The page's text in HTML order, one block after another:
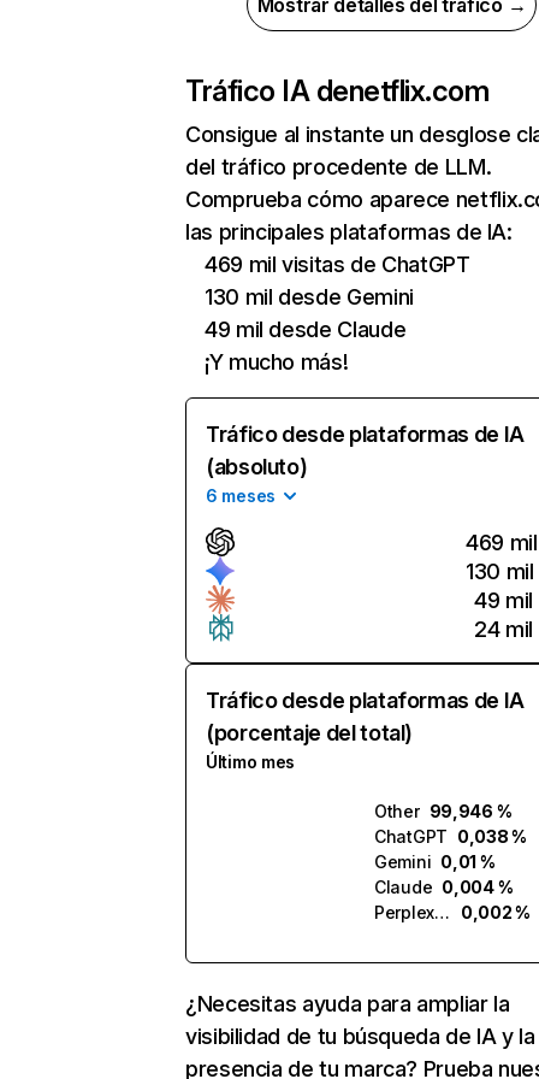
Mostrar detalles del tráfico →
Tráfico IA denetflix.com
Consigue al instante un desglose
del tráfico procedente de LLM.
Comprueba cómo aparece
las principales plataformas de IA:
469 mil visitas de ChatGPT
130 mil desde Gemini
49 mil desde Claude
¡Y mucho más!
Tráfico desde plataformas de IA
(absoluto)
6 meses
469 mil
130 mil
49 mil
24 mil
Tráfico desde plataformas de IA
(porcentaje del total)
Último mes
Other 99,946 %
ChatGPT 0,038 %
Gemini 0,01 %
Claude 0,004 %
Perplexity
0,002 %
¿Necesitas ayuda para ampliar la
visibilidad de tu búsqueda de IA y la
presencia de tu marca? Prueba